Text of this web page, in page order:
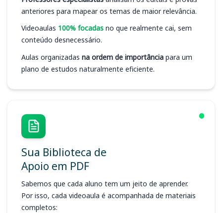
anteriores para mapear os temas de maior relevância.
Videoaulas 100% focadas no que realmente cai, sem
conteúdo desnecessário.
Aulas organizadas na ordem de importância para um
plano de estudos naturalmente eficiente.
Sua Biblioteca de
Apoio em PDF
Sabemos que cada aluno tem um jeito de aprender.
Por isso, cada videoaula é acompanhada de materiais
completos: